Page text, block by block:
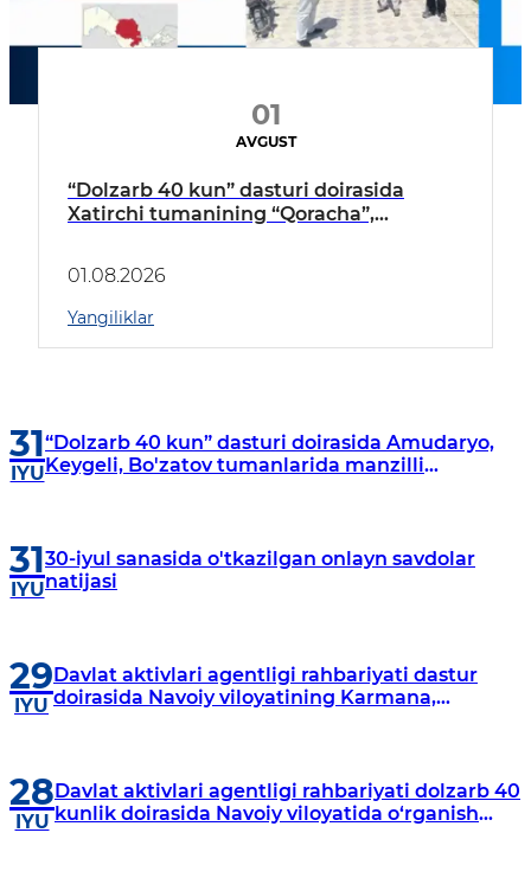
01
AVGUST
“Dolzarb 40 kun” dasturi doirasida
Xatirchi tumanining “Qoracha”,
borildi
01.08.2026
Yangiliklar
31
IYU
“Dolzarb 40 kun” dasturi doirasida Amudaryo,
Keygeli, Bo'zatov tumanlarida manzilli
31
IYU
30-iyul sanasida o'tkazilgan onlayn savdolar
natijasi
29
IYU
Davlat aktivlari agentligi rahbariyati dastur
doirasida Navoiy viloyatining Karmana,
28
IYU
Davlat aktivlari agentligi rahbariyati dolzarb 40
kunlik doirasida Navoiy viloyatida o‘rganish